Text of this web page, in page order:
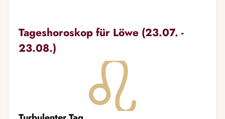
Tageshoroskop für Löwe (23.07. -
23.08.)